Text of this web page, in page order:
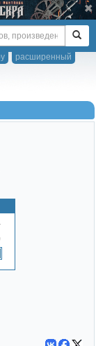
расширенный